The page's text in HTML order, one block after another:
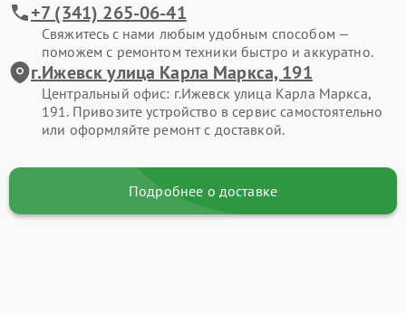
+7 (341) 265-06-41
Свяжитесь с нами любым удобным способом —
поможем с ремонтом техники быстро и аккуратно.
г.Ижевск улица Карла Маркса, 191
Центральный офис: г.Ижевск улица Карла Маркса,
191. Привозите устройство в сервис самостоятельно
или оформляйте ремонт с доставкой.
Подробнее о доставке